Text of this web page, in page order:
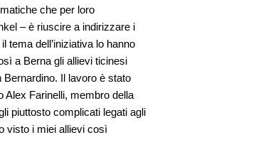
che per loro
– è riuscire a indirizzare i
tema dell’iniziativa lo hanno
a Berna gli allievi ticinesi
Bernardino. Il lavoro è stato
Alex Farinelli, membro della
piuttosto complicati legati agli
visto i miei allievi così